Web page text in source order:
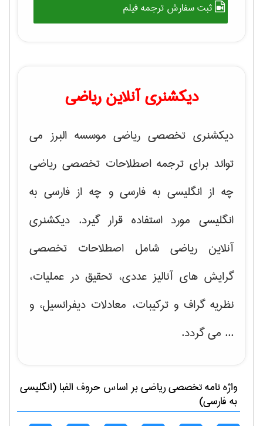
ثبت سفارش ترجمه فیلم
دیکشنری آنلاین ریاضی
دیکشنری تخصصی ریاضی موسسه البرز می
تواند برای ترجمه اصطلاحات تخصصی ریاضی
چه از انگلیسی به فارسی و چه از فارسی به
انگلیسی مورد استفاده قرار گیرد. دیکشنری
آنلاین ریاضی شامل اصطلاحات تخصصی
گرایش های آنالیز عددی، تحقیق در عملیات،
نظریه گراف و تركیبات، معادلات دیفرانسیل، و
... می گردد.
واژه نامه تخصصیرياضیبر اساس حروف الفبا (انگلیسی
به فارسی)